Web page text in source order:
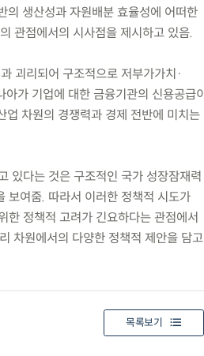
생산성과 자원배분 효율성에 어떠한
관점에서의 시사점을 제시하고 있음.
괴리되어 구조적으로 저부가가치·
가 기업에 대한 금융기관의 신용공급이
업 차원의 경쟁력과 경제 전반에 미치는
있다는 것은 구조적인 국가 성장잠재력
보여줌. 따라서 이러한 정책적 시도가
한 정책적 고려가 긴요하다는 관점에서
차원에서의 다양한 정책적 제안을 담고
목록보기